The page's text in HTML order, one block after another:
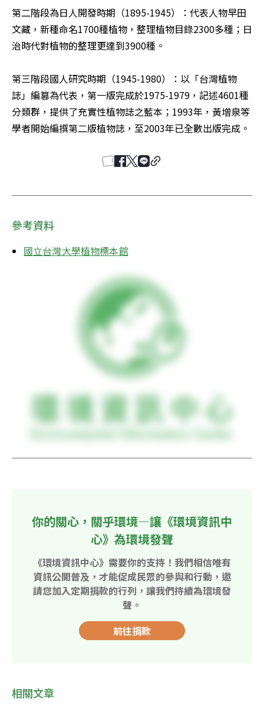
第二階段為日人開發時期（1895-1945）：代表人物早田
文藏，新種命名1700種植物，整理植物目錄2300多種；日
治時代對植物的整理更達到3900種。
第三階段國人研究時期（1945-1980）：以「台灣植物
誌」編篡為代表，第一版完成於1975-1979，記述4601種
分類群，提供了充實性植物誌之藍本；1993年，黃增泉等
學者開始編撰第二版植物誌，至2003年已全數出版完成。
參考資料
國立台灣大學植物標本館
你的關心，關乎環境—讓《環境資訊中
心》為環境發聲
《環境資訊中心》需要你的支持！我們相信唯有
資訊公開普及，才能促成民眾的參與和行動，邀
請您加入定期捐款的行列，讓我們持續為環境發
聲。
前往捐款
相關文章